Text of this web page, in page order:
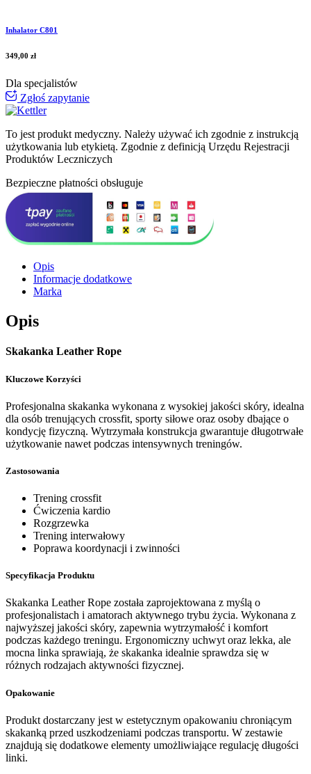
Inhalator C801
349,00 zł
Dla specjalistów
Zgłoś zapytanie
To jest produkt medyczny. Należy używać ich zgodnie z instrukcją
użytkowania lub etykietą. Zgodnie z definicją Urzędu Rejestracji
Produktów Leczniczych
Bezpieczne płatności obsługuje
Opis
Informacje dodatkowe
Marka
Opis
Skakanka Leather Rope
Kluczowe Korzyści
Profesjonalna skakanka wykonana z wysokiej jakości skóry, idealna
dla osób trenujących crossfit, sporty siłowe oraz osoby dbające o
kondycję fizyczną. Wytrzymała konstrukcja gwarantuje długotrwałe
użytkowanie nawet podczas intensywnych treningów.
Zastosowania
Trening crossfit
Ćwiczenia kardio
Rozgrzewka
Trening interwałowy
Poprawa koordynacji i zwinności
Specyfikacja Produktu
Skakanka Leather Rope została zaprojektowana z myślą o
profesjonalistach i amatorach aktywnego trybu życia. Wykonana z
najwyższej jakości skóry, zapewnia wytrzymałość i komfort
podczas każdego treningu. Ergonomiczny uchwyt oraz lekka, ale
mocna linka sprawiają, że skakanka idealnie sprawdza się w
różnych rodzajach aktywności fizycznej.
Opakowanie
Produkt dostarczany jest w estetycznym opakowaniu chroniącym
skakanką przed uszkodzeniami podczas transportu. W zestawie
znajdują się dodatkowe elementy umożliwiające regulację długości
linki.